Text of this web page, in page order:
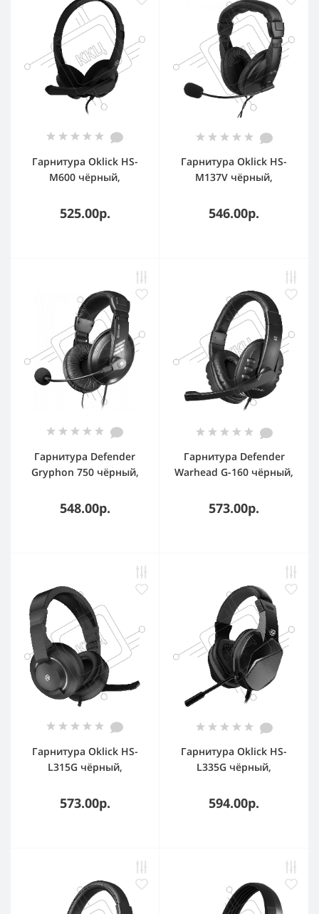
Гарнитура Oklick HS-
M600 чёрный,
525.00р.
Гарнитура Oklick HS-
M137V чёрный,
546.00р.
Гарнитура Defender
Gryphon 750 чёрный,
548.00р.
Гарнитура Defender
Warhead G-160 чёрный,
573.00р.
Гарнитура Oklick HS-
L315G чёрный,
подсветка
573.00р.
Гарнитура Oklick HS-
L335G чёрный,
мм
594.00р.